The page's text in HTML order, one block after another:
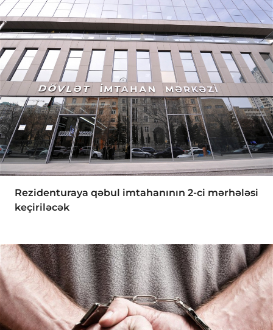
Rezidenturaya qəbul imtahanının 2-ci mərhələsi
keçiriləcək